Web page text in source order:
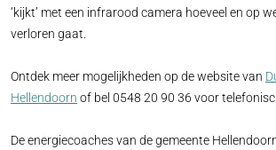
‘kijkt’ met een infrarood camera hoeveel en op
verloren gaat.
Ontdek meer mogelijkheden op de website van
Hellendoorn of bel 0548 20 90 36 voor
De energiecoaches van de gemeente